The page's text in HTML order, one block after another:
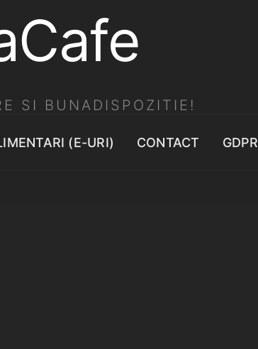
SI BUNADISPOZITIE!
(E-URI) CONTACT GDPR